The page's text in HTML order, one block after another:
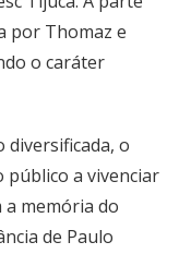
por Thomaz e
o caráter
diversificada, o
público a vivenciar
memória do
de Paulo